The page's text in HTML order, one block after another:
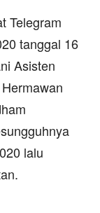
Telegram
tanggal 16
Asisten
lalu